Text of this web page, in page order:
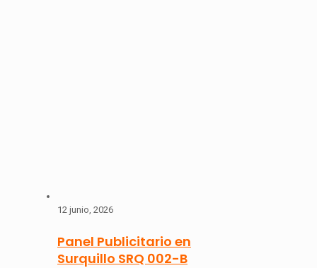
12 junio, 2026
Panel Publicitario en
Surquillo SRQ 002-B